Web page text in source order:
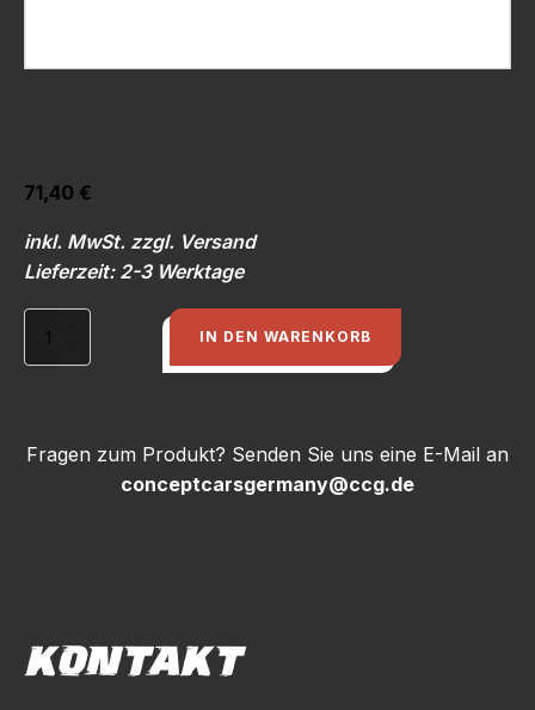
71,40 €
inkl. MwSt. zzgl. Versand
Lieferzeit: 2-3 Werktage
Reparatursatz
Menge
IN DEN WARENKORB
Fragen zum Produkt? Senden Sie uns eine E-Mail an
conceptcarsgermany@ccg.de
KONTAKT